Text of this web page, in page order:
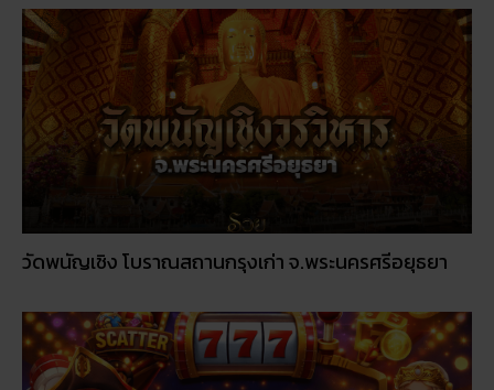
วัดพนัญเชิง โบราณสถานกรุงเก่า จ.พระนครศรีอยุธยา